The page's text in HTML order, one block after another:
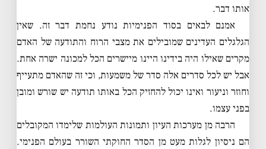
אותו דבר.
אמנם לבאים בסוד הפנימיות נודע נחמת דבר זה. שאין
הגלגלים העדינים שמובילים את מצבי הרוח והתודעה של האדם
מקרים שאילו היה בידינו היינו מיישרים הכל למכונה ישרה אחת.
אבל יש לכל סדרים אלה סדר של משמעות, וכי זה שהאדם מתעייף
וחוזר וניעור ואינו יכול להחזיק הכל באותו תודעה יש שורש ומובן
בפני עצמו.
הרבה מן מערכות העיון ותמונות העולמות שלימדו המקובלים
הם ניסיון לגלות מעט מן הסדר החוקתי השורר בעולם הפנימי.